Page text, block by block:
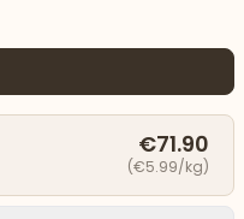
€71.90
(€5.99/kg)